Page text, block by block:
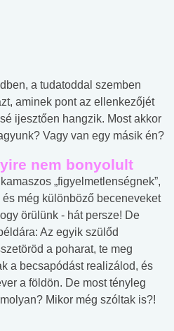
a tudatoddal szemben
aminek pont az ellenkezőjét
ijesztően hangzik. Most akkor
Vagy van egy másik én?
nem bonyolult
„figyelmetlenségnek”,
és még különböző beceneveket
örülünk - hát persze! De
Az egyik szülőd
a poharat, te meg
a becsapódást realizálod, és
a földön. De most tényleg
Mikor még szóltak is?!